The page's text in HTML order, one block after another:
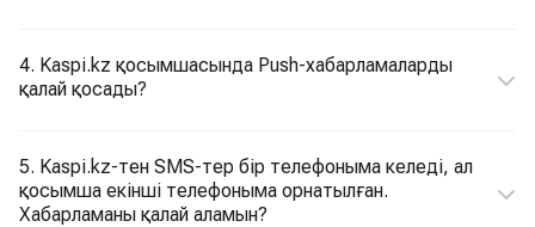
4. Kaspi.kz қосымшасында Push-хабарламаларды
қалай қосады?
5. Kaspi.kz-тен SMS-тер бір телефоныма келеді, ал
қосымша екінші телефоныма орнатылған.
Хабарламаны қалай аламын?